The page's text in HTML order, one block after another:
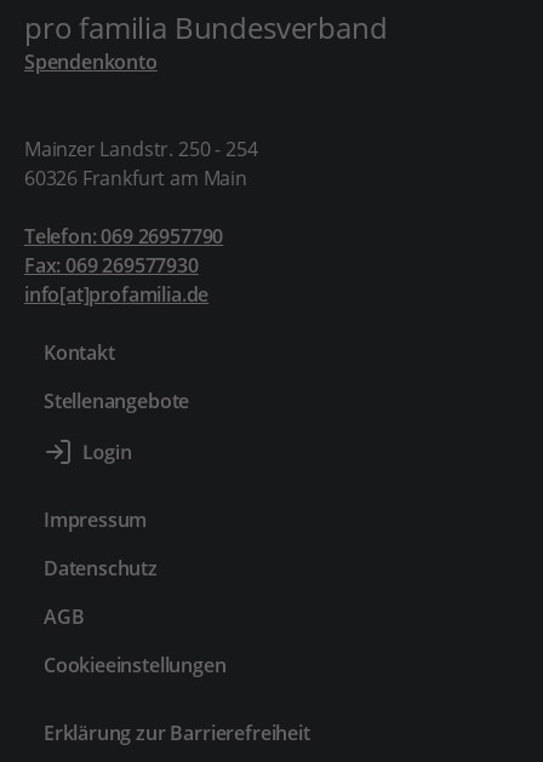
pro familia Bundesverband
Spendenkonto
Mainzer Landstr. 250 - 254
60326 Frankfurt am Main
Telefon: 069 26957790
Fax: 069 269577930
info[at]profamilia.de
Kontakt
Stellenangebote
Impressum
Datenschutz
AGB
Cookieeinstellungen
Erklärung zur Barrierefreiheit